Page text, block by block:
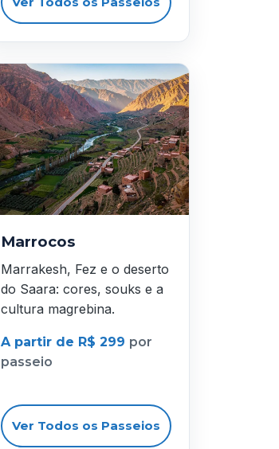
Marrocos
Marrakesh, Fez e o deserto
do Saara: cores, souks e a
cultura magrebina.
A partir de R$ 299 por
passeio
Ver Todos os Passeios